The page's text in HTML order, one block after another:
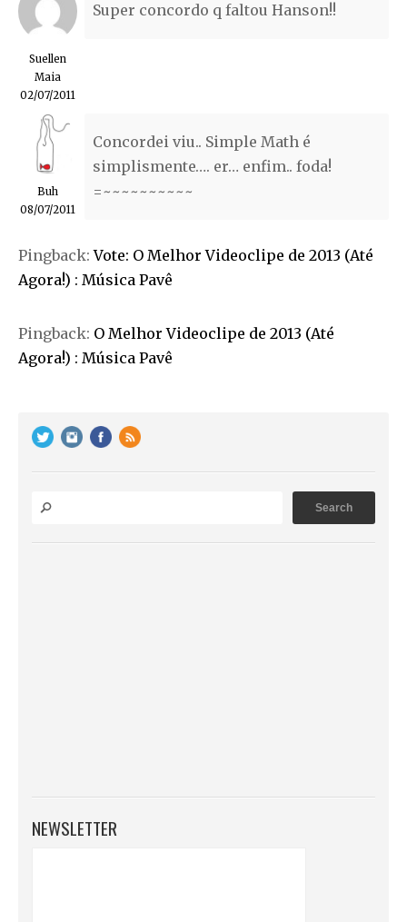
Suellen
Maia
02/07/2011
Super concordo q faltou Hanson!!
Buh
08/07/2011
Concordei viu.. Simple Math é
simplismente…. er… enfim.. foda!
=~~~~~~~~~~
Pingback:Vote: O Melhor Videoclipe de 2013 (Até
Agora!) : Música Pavê
Pingback: O Melhor Videoclipe de 2013 (Até
Agora!) : Música Pavê
NEWSLETTER